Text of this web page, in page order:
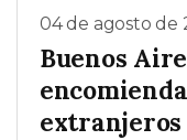
04 de agosto de
Buenos
extranjeros